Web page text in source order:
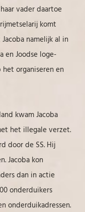
vader daartoe
komt
namelijk al in
en Joodse loge-
organiseren en
kwam Jacoba
het illegale verzet.
door de SS. Hij
Jacoba kon
dan in actie
onderduikers
onderduikadressen.